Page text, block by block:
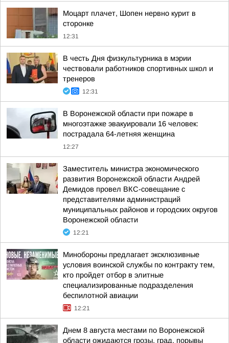
Моцарт плачет, Шопен нервно курит в
сторонке
12:31
В честь Дня физкультурника в мэрии
чествовали работников спортивных школ и
тренеров
12:31
В Воронежской области при пожаре в
многоэтажке эвакуировали 16 человек:
пострадала 64-летняя женщина
12:27
Заместитель министра экономического
развития Воронежской области Андрей
Демидов провел ВКС-совещание с
представителями администраций
муниципальных районов и городских округов
Воронежской области
12:21
Минобороны предлагает эксклюзивные
условия воинской службы по контракту тем,
кто пройдет отбор в элитные
специализированные подразделения
беспилотной авиации
12:21
Днем 8 августа местами по Воронежской
области ожидаются грозы, град, порывы